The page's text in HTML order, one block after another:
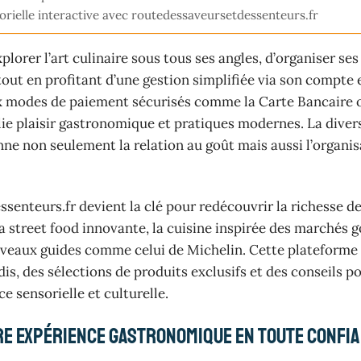
interactive avec routedessaveursetdessenteurs.fr
l’art culinaire sous tous ses angles, d’organiser
en profitant d’une gestion simplifiée via son compte
de paiement sécurisés comme la Carte Bancaire
plaisir gastronomique et pratiques modernes. La
non seulement la relation au goût mais aussi
devient la clé pour redécouvrir la richesse
food innovante, la cuisine inspirée des marchés
guides comme celui de Michelin. Cette plateforme
des sélections de produits exclusifs et des conseils
sensorielle et culturelle.
gastronomique en toute